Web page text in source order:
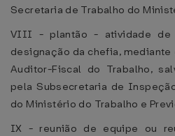
Secretaria de Trabalho do
VIII - plantão - atividade de
designação da chefia,
Auditor-Fiscal do Trabalho,
pela Subsecretaria de
do Ministério do Trabalho e
IX - reunião de equipe ou